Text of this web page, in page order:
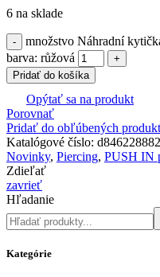
6 na sklade
množstvo Náhradní
barva: růžová
Pridať do košíka
Opýtať sa na produkt
Porovnať
Pridať do obľúbených
Katalógové číslo:
Novinky, Piercing, PUSH IN
Zdieľať
zavrieť
Hľadanie
Kategórie